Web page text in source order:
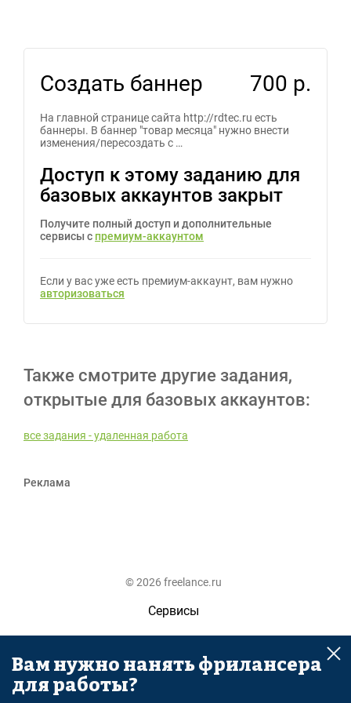
Создать баннер 700 р.
На главной странице сайта http://rdtec.ru есть
баннеры. В баннер "товар месяца" нужно внести
изменения/пересоздать с …
Доступ к этому заданию для
базовых аккаунтов закрыт
Получите полный доступ и дополнительные
сервисы с премиум-аккаунтом
Если у вас уже есть премиум-аккаунт, вам нужно
авторизоваться
Также смотрите другие задания,
открытые для базовых аккаунтов:
все задания - удаленная работа
Реклама
© 2026 freelance.ru
Сервисы
Помощь
Поиск
Вам нужно нанять фрилансера
для работы?